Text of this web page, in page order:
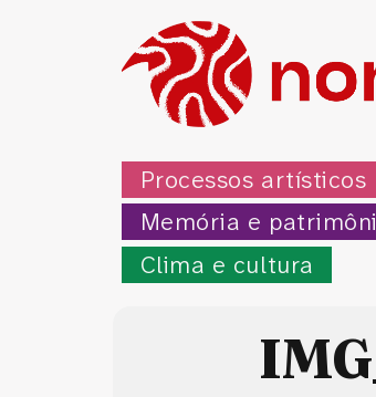
Processos artísticos
Memória e
Clima e cultura